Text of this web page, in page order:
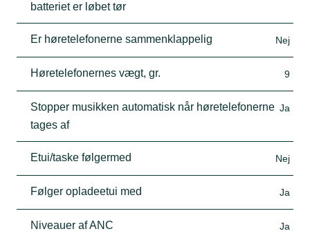
batteriet er løbet tør
Er høretelefonerne sammenklappelig Nej
Høretelefonernes vægt, gr. 9
Stopper musikken automatisk når høretelefonerne
tages af
Ja
Etui/taske følgermed Nej
Følger opladeetui med Ja
Niveauer af ANC Ja